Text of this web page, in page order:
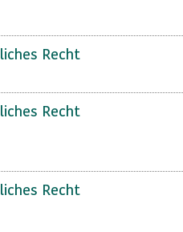
Recht
Recht
Recht